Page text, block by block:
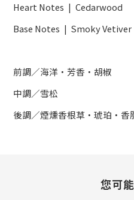
Heart Notes | Cedarwood
Base Notes | Smoky
前調／海洋・芳香・胡椒
中調／雪松
後調／煙燻香根草・琥珀・香
您可